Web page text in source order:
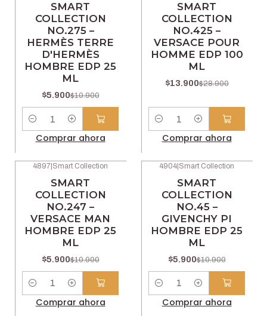
SMART
COLLECTION
NO.275 –
HERMÈS TERRE
D'HERMÈS
HOMBRE EDP 25
ML
$5.900$10.900
Comprar ahora
SMART
COLLECTION
NO.425 –
VERSACE POUR
HOMME EDP 100
ML
$13.900$28.900
Comprar ahora
4897 Smart Collection
SMART
COLLECTION
NO.247 –
VERSACE MAN
HOMBRE EDP 25
ML
$5.900$10.900
Cantidad
Comprar ahora
4904 Smart Collection
SMART
COLLECTION
NO.45 –
GIVENCHY PI
HOMBRE EDP 25
ML
$5.900$10.900
Cantidad
Comprar ahora